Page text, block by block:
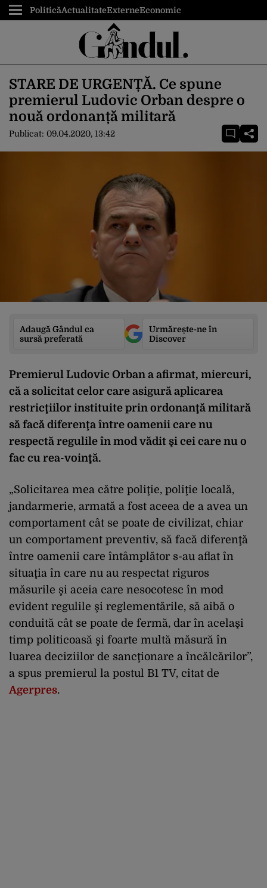
PoliticăActualitateExterneEconomic
STARE DE URGENȚĂ. Ce spune
premierul Ludovic Orban despre o
nouă ordonanță militară
Publicat: 09.04.2020, 13:42
Adaugă Gândul ca
sursă preferată
Urmărește-ne în
Discover
Premierul Ludovic Orban a afirmat, miercuri,
că a solicitat celor care asigură aplicarea
restricţiilor instituite prin ordonanţă militară
să facă diferenţa între oamenii care nu
respectă regulile în mod vădit şi cei care nu o
fac cu rea-voinţă.
„Solicitarea mea către poliţie, poliţie locală,
jandarmerie, armată a fost aceea de a avea un
comportament cât se poate de civilizat, chiar
un comportament preventiv, să facă diferenţă
între oamenii care întâmplător s-au aflat în
situaţia în care nu au respectat riguros
măsurile şi aceia care nesocotesc în mod
evident regulile şi reglementările, să aibă o
conduită cât se poate de fermă, dar în acelaşi
timp politicoasă şi foarte multă măsură în
luarea deciziilor de sancţionare a încălcărilor”,
a spus premierul la postul B1 TV, citat de
Agerpres.